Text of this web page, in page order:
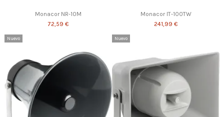
Monacor NR-10M
72,59 €
Monacor IT-100TW
241,99 €
Nuevo Nuevo